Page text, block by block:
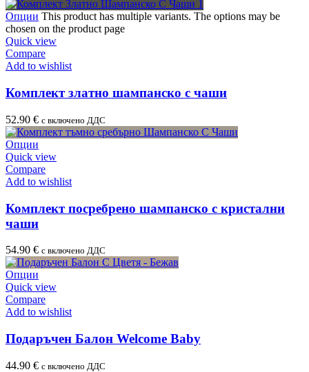
Опции This product has multiple variants. The options may be
chosen on the product page
Quick view
Compare
Add to wishlist
Комплект златно шампанско с чаши
52.90 € с включено ДДС
Опции
Quick view
Compare
Add to wishlist
Комплект посребрено шампанско с кристални
чаши
54.90 € с включено ДДС
Опции
Quick view
Compare
Add to wishlist
Подаръчен Балон Welcome Baby
44.90 € с включено ДДС